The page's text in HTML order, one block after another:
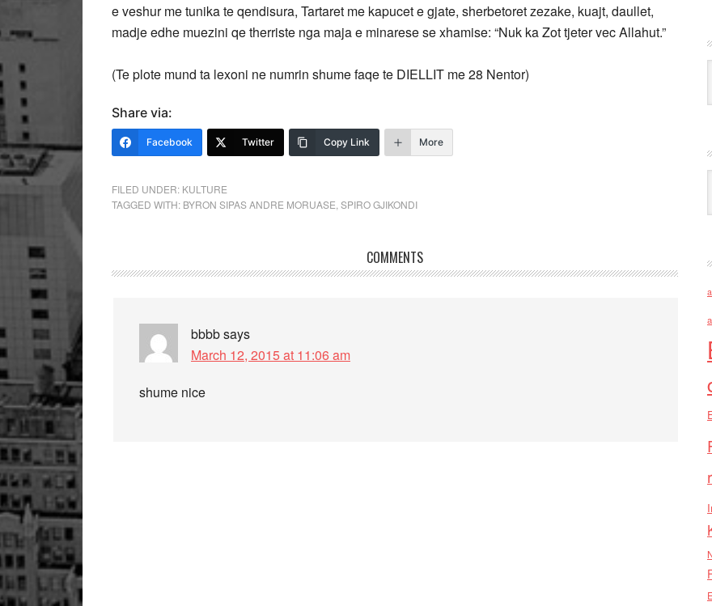
e veshur me tunika te qendisura, Tartaret me kapucet e gjate, sherbetoret zezake, kuajt, daullet,
madje edhe muezini qe therriste nga maja e minarese se xhamise: “Nuk ka Zot tjeter vec Allahut.”
(Te plote mund ta lexoni ne numrin shume faqe te DIELLIT me 28 Nentor)
Share via:
Facebook Twitter Copy Link More
FILED UNDER: KULTURE
TAGGED WITH: BYRON SIPAS ANDRE MORUASE SPIRO GJIKONDI
COMMENTS
bbbbsays
March 12, 2015 at 11:06 am
shume nice